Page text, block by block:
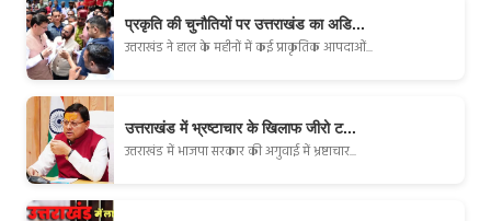
प्रकृति की चुनौतियों पर उत्तराखंड का अडि...
उत्तराखंड ने हाल के महीनों में कई प्राकृतिक आपदाओं...
उत्तराखंड में भ्रष्टाचार के खिलाफ जीरो ट...
उत्तराखंड में भाजपा सरकार की अगुवाई में भ्रष्टाचार...